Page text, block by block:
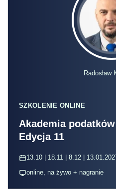
Radosław
SZKOLENIE ONLINE
Akademia podatków
Edycja 11
13.10 | 18.11 | 8.12 |
online, na żywo + nagranie